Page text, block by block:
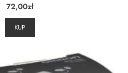
72,00zł
KUP